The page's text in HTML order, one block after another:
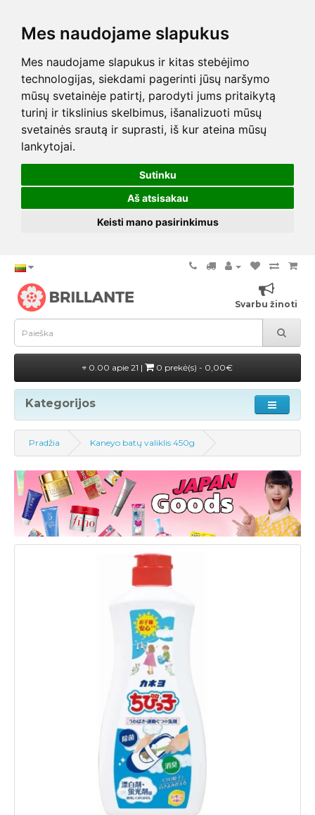
Mes naudojame slapukus
Mes naudojame slapukus ir kitas stebėjimo
technologijas, siekdami pagerinti jūsų naršymo
mūsų svetainėje patirtį, parodyti jums pritaikytą
turinį ir tikslinius skelbimus, išanalizuoti mūsų
svetainės srautą ir suprasti, iš kur ateina mūsų
lankytojai.
Sutinku
Aš atsisakau
Keisti mano pasirinkimus
Svarbu žinoti
0.00 apie 21 | 0 prekė(s) - 0,00€
Kategorijos
Pradžia Kaneyo batų valiklis 450g